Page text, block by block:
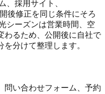
、採用サイト、
後修正を同じ条件にそろ
シーズンは営業時間、空
わるため、公開後に自社で
分けて整理します。
問い合わせフォーム、予約